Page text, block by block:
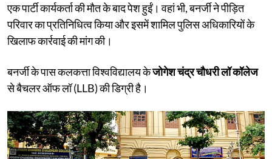
एक पार्टी कार्यकर्ता की मौत के बाद पेश हुईं। वहां भी, बनर्जी ने पीड़ित
परिवार का प्रतिनिधित्व किया और इसमें शामिल पुलिस अधिकारियों के
खिलाफ कार्रवाई की मांग की।
बनर्जी के पास कलकत्ता विश्वविद्यालय केजोगेश चंद्र चौधरी लॉ कॉलेज
से बैचलर ऑफ लॉ (LLB) की डिग्री है।